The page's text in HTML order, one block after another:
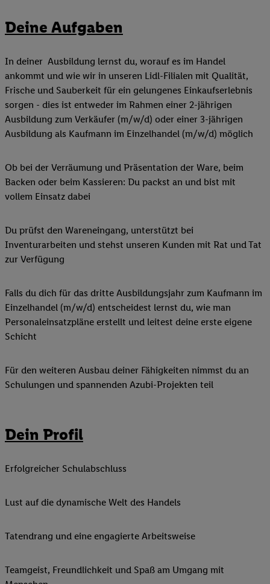
Deine Aufgaben
In deiner Ausbildung lernst du, worauf es im Handel
ankommt und wie wir in unseren Lidl-Filialen mit Qualität,
Frische und Sauberkeit für ein gelungenes Einkaufserlebnis
sorgen - dies ist entweder im Rahmen einer 2-jährigen
Ausbildung zum Verkäufer (m/w/d) oder einer 3-jährigen
Ausbildung als Kaufmann im Einzelhandel (m/w/d) möglich
Ob bei der Verräumung und Präsentation der Ware, beim
Backen oder beim Kassieren: Du packst an und bist mit
vollem Einsatz dabei
Du prüfst den Wareneingang, unterstützt bei
Inventurarbeiten und stehst unseren Kunden mit Rat und Tat
zur Verfügung
Falls du dich für das dritte Ausbildungsjahr zum Kaufmann im
Einzelhandel (m/w/d) entscheidest lernst du, wie man
Personaleinsatzpläne erstellt und leitest deine erste eigene
Schicht
Für den weiteren Ausbau deiner Fähigkeiten nimmst du an
Schulungen und spannenden Azubi-Projekten teil
Dein Profil
Erfolgreicher Schulabschluss
Lust auf die dynamische Welt des Handels
Tatendrang und eine engagierte Arbeitsweise
Teamgeist, Freundlichkeit und Spaß am Umgang mit